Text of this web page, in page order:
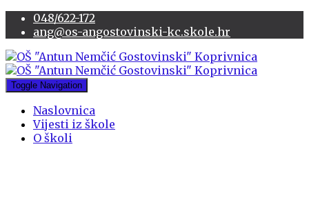
048/622-172
ang@os-angostovinski-kc.skole.hr
Toggle Navigation
Naslovnica
Vijesti iz škole
O školi